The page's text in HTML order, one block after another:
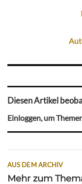
Diesen Artikel
Einloggen, um
AUS DEM ARCHIV
Mehr zum